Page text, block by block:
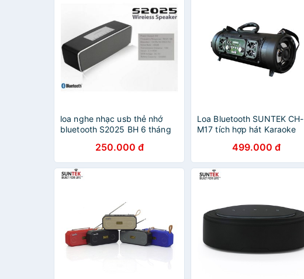
loa nghe nhạc usb thẻ nhớ
bluetooth S2025 BH 6 tháng
250.000 đ
Loa Bluetooth SUNTEK CH-
M17 tích hợp hát Karaoke
499.000 đ